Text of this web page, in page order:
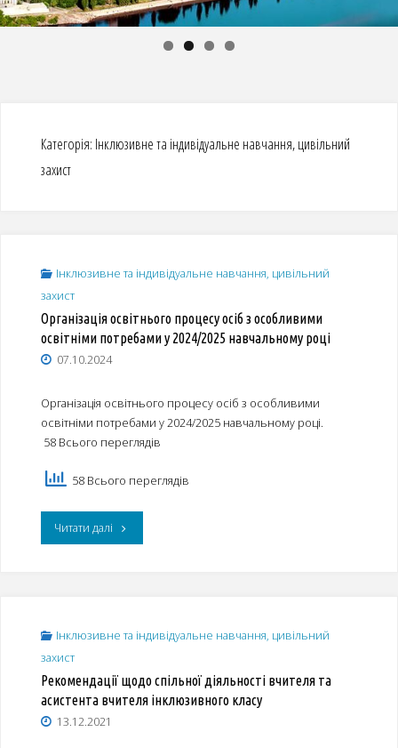
Категорія: Інклюзивне та індивідуальне навчання, цивільний
захист
Інклюзивне та індивідуальне навчання, цивільний
захист
Організація освітнього процесу осіб з особливими
освітніми потребами у 2024/2025 навчальному році
07.10.2024
Організація освітнього процесу осіб з особливими
освітніми потребами у 2024/2025 навчальному році.
58 Всього переглядів
58 Всього переглядів
Читати далі"Організація
особливими
Інклюзивне та індивідуальне навчання, цивільний
захист
Рекомендації щодо спільної діяльності вчителя та
асистента вчителя інклюзивного класу
13.12.2021